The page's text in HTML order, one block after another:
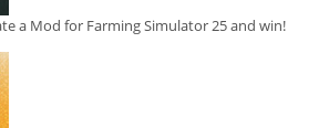
a Mod for Farming Simulator 25 and win!